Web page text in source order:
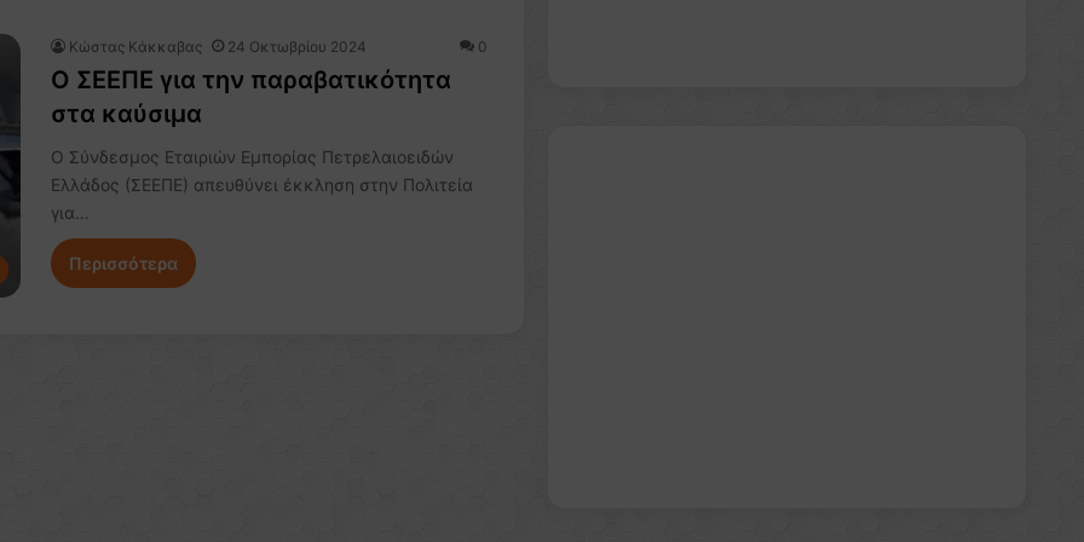
Κώστας Κάκκαβας 24 Οκτωβρίου 2024 0
O ΣΕΕΠΕ για την παραβατικότητα
στα καύσιμα
Ο Σύνδεσμος Εταιριών Εμπορίας Πετρελαιοειδών
Ελλάδος (ΣΕΕΠΕ) απευθύνει έκκληση στην Πολιτεία
για…
Περισσότερα